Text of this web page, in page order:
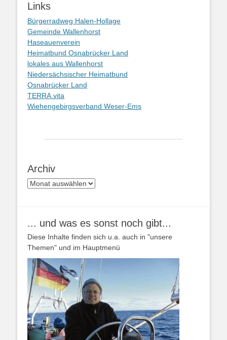
Links
Bürgerradweg Halen-Hollage
Gemeinde Wallenhorst
Haseauenverein
Heimatbund Osnabrücker Land
lokales aus Wallenhorst
Niedersächsischer Heimatbund
Osnabrücker Land
TERRA.vita
Wiehengebirgsverband Weser-Ems
Archiv
Archiv
... und was es sonst noch gibt...
Diese Inhalte finden sich u.a. auch in "unsere
Themen" und im Hauptmenü